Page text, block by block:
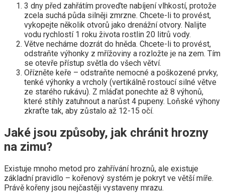
3 dny před zahřátím proveďte nabíjení vlhkostí, protože
zcela suchá půda silněji zmrzne. Chcete-li to provést,
vykopejte několik otvorů jako drenážní otvory. Nalijte
vodu rychlostí 1 roku života rostlin 20 litrů vody.
Větve necháme dozrát do hněda. Chcete-li to provést,
odstraňte výhonky z mřížoviny a rozložte je na zem. Tím
se otevře přístup světla do všech větví.
Ořízněte keře – odstraňte nemocné a poškozené prvky,
tenké výhonky a vrcholy (vertikálně rostoucí silné větve
ze starého rukávu). Z mláďat ponechte až 8 výhonů,
které stihly zatuhnout a narůst 4 pupeny. Loňské výhony
zkraťte tak, aby zůstalo až 12-15 očí.
Jaké jsou způsoby, jak chránit hrozny
na zimu?
Existuje mnoho metod pro zahřívání hroznů, ale existuje
základní pravidlo – kořenový systém je pokryt ve větší míře.
Právě kořeny jsou nejčastěji vystaveny mrazu.